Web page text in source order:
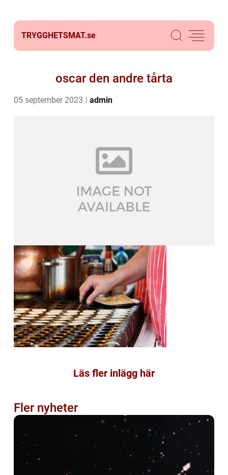
TRYGGHETSMAT.se
oscar den andre tårta
05 september 2023 admin
Läs fler inlägg här
Fler nyheter